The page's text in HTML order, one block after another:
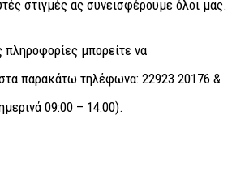
στιγμές ας συνεισφέρουμε όλοι μας.
πληροφορίες μπορείτε να
παρακάτω τηλέφωνα: 22923 20176 &
09:00 – 14:00).